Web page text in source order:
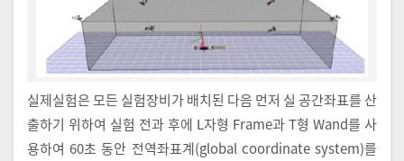
실제실험은 모든 실험장비가 배치된 다음 먼저 실 공간좌표를 산
출하기 위하여 실험 전과 후에 L자형 Frame과 T형 Wand를 사
용하여 60초 동안 전역좌표계(global coordinate system)를